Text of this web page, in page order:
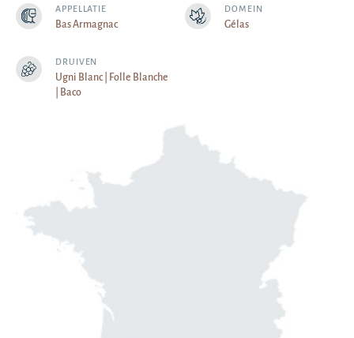
APPELLATIE
Bas Armagnac
DOMEIN
Gélas
DRUIVEN
Ugni Blanc | Folle Blanche
| Baco